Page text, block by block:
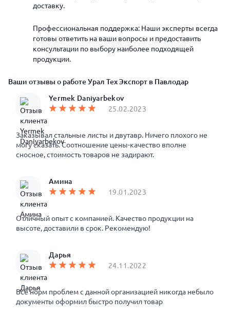
доставку.
Профессиональная поддержка: Наши эксперты всегда
готовы ответить на ваши вопросы и предоставить
консультации по выбору наиболее подходящей
продукции.
Ваши отзывы о работе Урал Тех Экспорт в Павлодар
Yermek Daniyarbekov
25.02.2023
Заказывал стальные листы и двутавр. Ничего плохого не
могу сказать. Соотношение цены-качество вполне
сносное, стоимость товаров не задирают.
Амина
19.01.2023
Отличный опыт с компанией. Качество продукции на
высоте, доставили в срок. Рекомендую!
Дарья
24.11.2022
Все норм проблем с данной организацией никогда небыло
документы оформил быстро получил товар